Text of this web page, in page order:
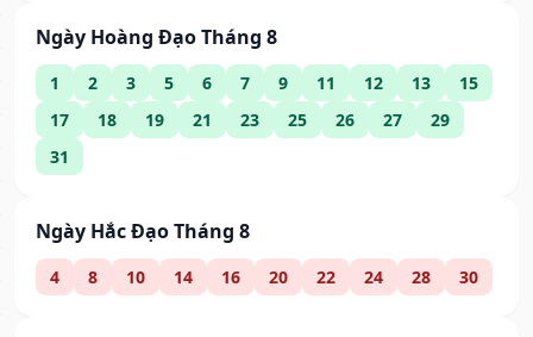
Ngày Hoàng Đạo Tháng 8
1 2 3 5 6 7 9 11 12 13
15
17
18 19 21 23 25 26 27
29
31
Ngày Hắc Đạo Tháng 8
4 8 10 14 16 20 22 24 28 30